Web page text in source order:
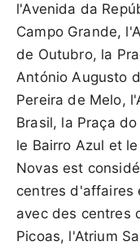
l'Avenida da
Campo Grande,
de Outubro, la
António Augusto
Pereira de Melo,
Brasil, la Praça
le Bairro Azul et
Novas est
centres d'affaires
avec des centres
Picoas, l'Atrium